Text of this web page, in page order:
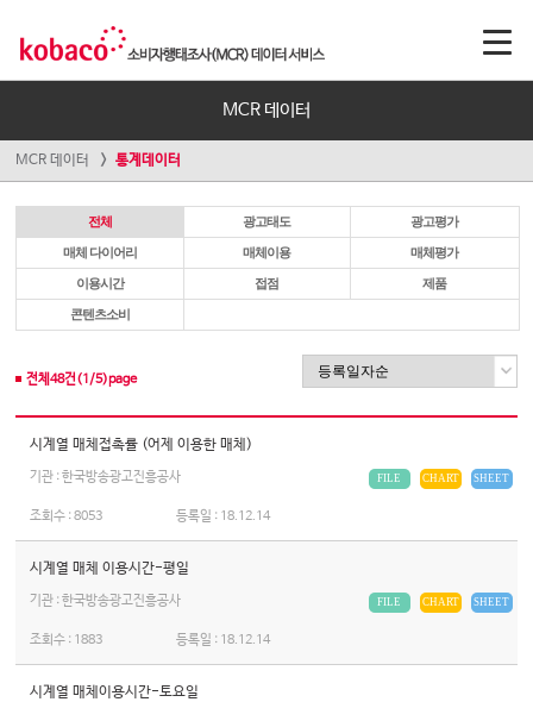
MCR 데이터
MCR 데이터 통계데이터
전체 광고태도 광고평가
매체 다이어리 매체이용 매체평가
이용시간 접점 제품
콘텐츠소비
전체 48건(1 /5)page
시계열 매체접촉률 (어제 이용한 매체)
기관 : 한국방송광고진흥공사 SHEET
CHART
FILE
조회수 :8053 등록일 : 18.12.14
시계열 매체 이용시간-평일
기관 : 한국방송광고진흥공사 SHEET
CHART
FILE
조회수 : 1883 등록일 : 18.12.14
시계열 매체이용시간-토요일